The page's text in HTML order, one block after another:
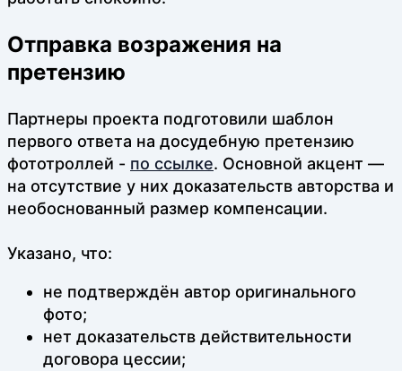
Отправка возражения на
претензию
Партнеры проекта подготовили шаблон
первого ответа на досудебную претензию
фототроллей - по ссылке. Основной акцент —
на отсутствие у них доказательств авторства и
необоснованный размер компенсации.
Указано, что:
не подтверждён автор оригинального
фото;
нет доказательств действительности
договора цессии;